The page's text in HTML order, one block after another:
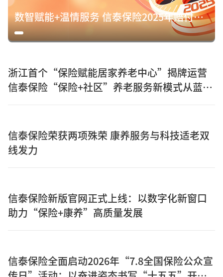
数智赋能+温情服务 信泰保险2025年赔付15.8亿元诠释保险初心
浙江首个“保险赋能居家养老中心”揭牌运营
信泰保险“保险+社区”养老服务新模式从蓝图
信泰保险荣获两项殊荣 康养服务与科技适老双
线发力
信泰保险新版官网正式上线：以数字化新窗口
助力“保险+康养”高质量发展
信泰保险全面启动2026年“7.8全国保险公众宣